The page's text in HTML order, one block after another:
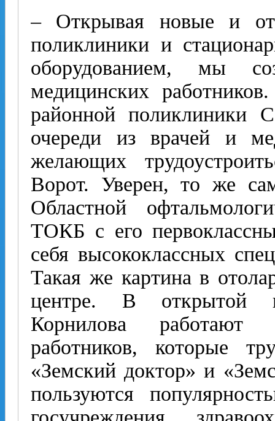
– Открывая новые и
поликлиники и
оборудованием, мы
медицинских
районной поликлиники
очереди из врачей и
желающих
Ворот. Уверен, то же
Областной
ТОКБ с его
себя высококлассных
Такая же картина в
центре. В открытой
Корнилова работают
работников, которые
«Земский доктор» и
пользуются